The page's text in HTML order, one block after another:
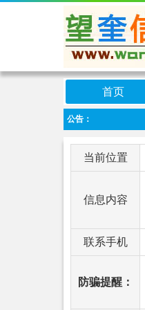
首页
公告：
当前位置
信息内容
联系手机
防骗提醒：